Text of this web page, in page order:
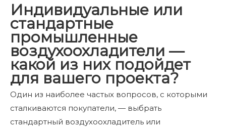
Индивидуальные или
стандартные
промышленные
воздухоохладители —
какой из них подойдет
для вашего проекта?
Один из наиболее частых вопросов, с которыми
сталкиваются покупатели, — выбрать
стандартный воздухоохладитель или